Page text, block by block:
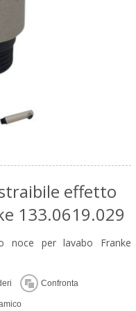
effetto
133.0619.029
noce per lavabo Franke